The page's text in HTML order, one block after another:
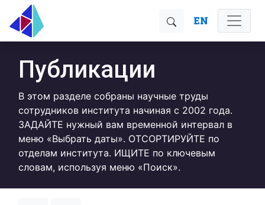
EN
Публикации
В этом разделе собраны научные труды
сотрудников института начиная с 2002 года.
ЗАДАЙТЕ нужный вам временной интервал в
меню «Выбрать даты». ОТСОРТИРУЙТЕ по
отделам института. ИЩИТЕ по ключевым
словам, используя меню «Поиск».